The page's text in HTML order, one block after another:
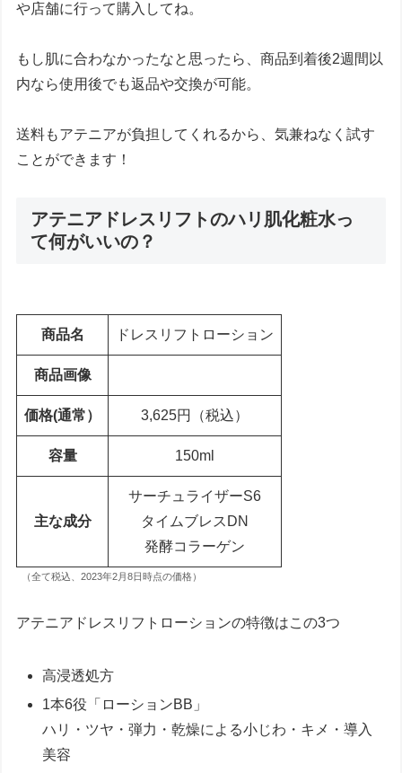
や店舗に行って購入してね。
もし肌に合わなかったなと思ったら、商品到着後2週間以
内なら使用後でも返品や交換が可能。
送料もアテニアが負担してくれるから、気兼ねなく試す
ことができます！
アテニアドレスリフトのハリ肌化粧水っ
て何がいいの？
商品名 ドレスリフトローション
商品画像
価格(通常） 3,625円（税込）
容量 150ml
主な成分
サーチュライザーS6
タイムブレスDN
発酵コラーゲン
（全て税込、2023年2月8日時点の価格）
アテニアドレスリフトローションの特徴はこの3つ
高浸透処方
1本6役「ローションBB」
ハリ・ツヤ・弾力・乾燥による小じわ・キメ・導入
美容